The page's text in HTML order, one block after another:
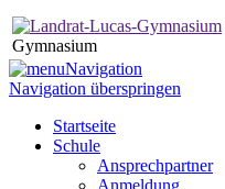
Gymnasium
Navigation
Navigation überspringen
Startseite
Schule
Ansprechpartner
Anmeldung